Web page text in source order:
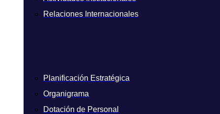
Relaciones Internacionales
Planificación Estratégica
Organigrama
Dotación de Personal